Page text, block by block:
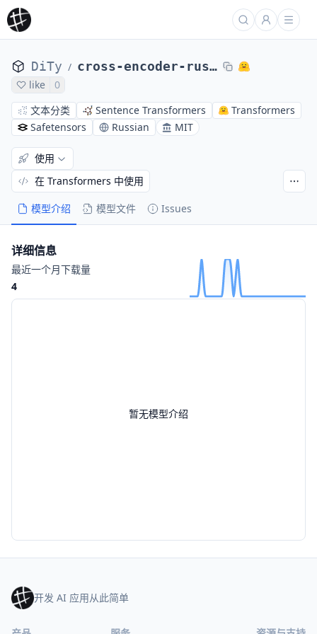
DiTy / cross-encoder-russian-msmarco
like
0
文本分类
Sentence Transformers
Transformers
Safetensors
Russian MIT
模型介绍 模型文件 Issues
使用
在 Transformers 中使用
暂无模型介绍
详细信息
最近一个月下载量
4
开发 AI 应用从此简单